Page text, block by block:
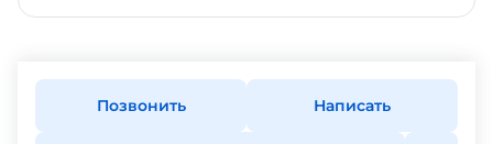
Позвонить Написать